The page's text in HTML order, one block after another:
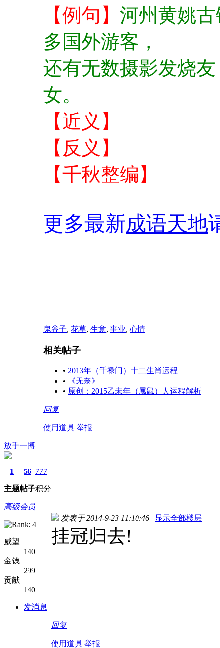
【例句】 河州黄姚
多国外游客，
还有无数摄影发烧
女。
【近义】
【反义】
【千秋整编】
更多最新成语天地
鬼谷子, 花草, 生意, 事业, 心情
相关帖子
• 2013年（千禄门）十二生肖运程
•
《无奈》
• 原创：2015乙未年（属鼠）人运程解析
回复
使用道具 举报
放手一搏
1
主题
56
帖子
777
积分
高级会员
威望
140
金钱
299
贡献
140
发消息
发表于 2014-9-23 11:10:46 | 显示全部楼层
挂冠归去!
回复
使用道具 举报